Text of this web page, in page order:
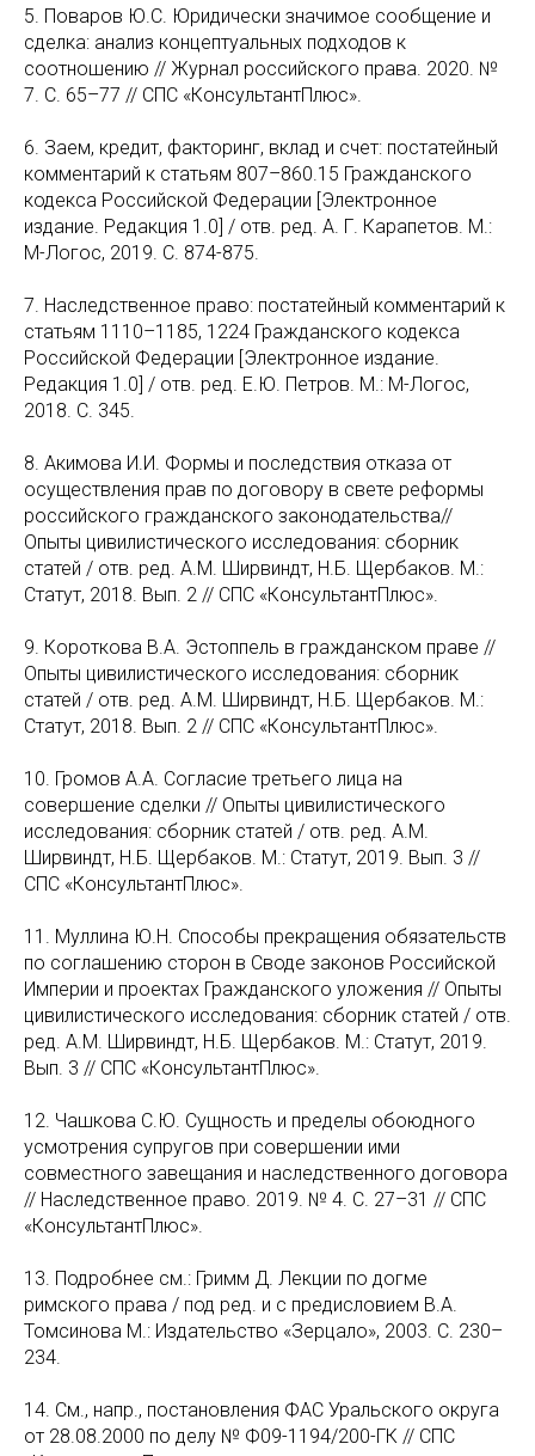
5. Поваров Ю.С. Юридически значимое сообщение и
сделка: анализ концептуальных подходов к
соотношению // Журнал российского права. 2020. №
7. С. 65–77 // СПС «КонсультантПлюс».
6. Заем, кредит, факторинг, вклад и счет: постатейный
комментарий к статьям 807–860.15 Гражданского
кодекса Российской Федерации [Электронное
издание. Редакция 1.0] / отв. ред. А. Г. Карапетов. М.:
М-Логос, 2019. С. 874-875.
7. Наследственное право: постатейный комментарий к
статьям 1110–1185, 1224 Гражданского кодекса
Российской Федерации [Электронное издание.
Редакция 1.0] / отв. ред. Е.Ю. Петров. М.: М-Логос,
2018. С. 345.
8. Акимова И.И. Формы и последствия отказа от
осуществления прав по договору в свете реформы
российского гражданского законодательства//
Опыты цивилистического исследования: сборник
статей / отв. ред. А.М. Ширвиндт, Н.Б. Щербаков. М.:
Статут, 2018. Вып. 2 // СПС «КонсультантПлюс».
9. Короткова В.А. Эстоппель в гражданском праве //
Опыты цивилистического исследования: сборник
статей / отв. ред. А.М. Ширвиндт, Н.Б. Щербаков. М.:
Статут, 2018. Вып. 2 // СПС «КонсультантПлюс».
10. Громов А.А. Согласие третьего лица на
совершение сделки // Опыты цивилистического
исследования: сборник статей / отв. ред. А.М.
Ширвиндт, Н.Б. Щербаков. М.: Статут, 2019. Вып. 3 //
СПС «КонсультантПлюс».
11. Муллина Ю.Н. Способы прекращения обязательств
по соглашению сторон в Своде законов Российской
Империи и проектах Гражданского уложения // Опыты
цивилистического исследования: сборник статей / отв.
ред. А.М. Ширвиндт, Н.Б. Щербаков. М.: Статут, 2019.
Вып. 3 // СПС «КонсультантПлюс».
12. Чашкова С.Ю. Сущность и пределы обоюдного
усмотрения супругов при совершении ими
совместного завещания и наследственного договора
// Наследственное право. 2019. № 4. С. 27–31 // СПС
«КонсультантПлюс».
13. Подробнее см.: Гримм Д. Лекции по догме
римского права / под ред. и с предисловием В.А.
Томсинова М.: Издательство «Зерцало», 2003. С. 230–
234.
14. См., напр., постановления ФАС Уральского округа
от 28.08.2000 по делу № Ф09-1194/200-ГК // СПС